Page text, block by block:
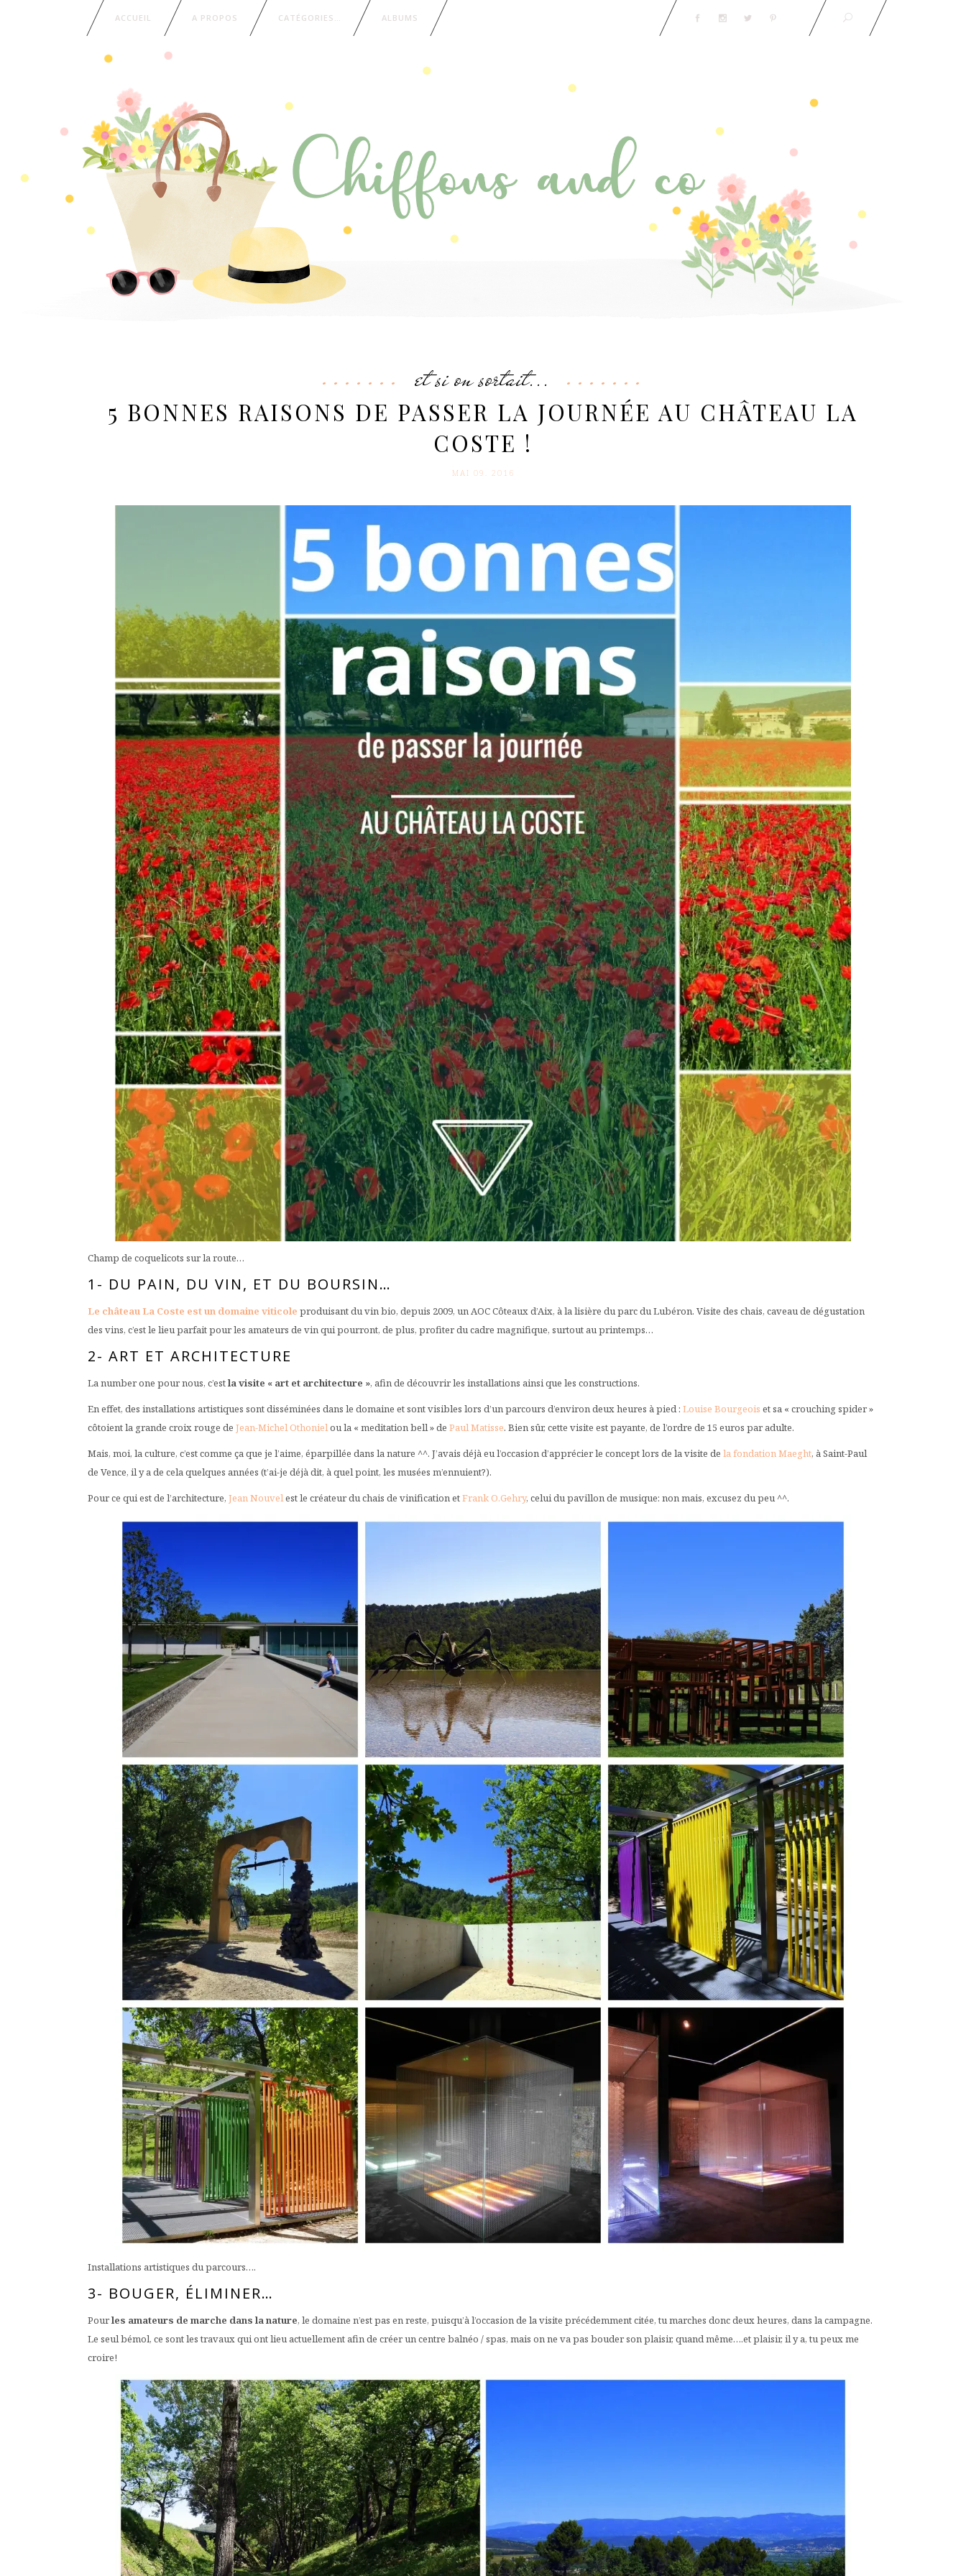
ACCUEIL A PROPOS CATÉGORIES… ALBUMS
et si on sortait...
5 BONNES RAISONS DE PASSER LA JOURNÉE AU CHÂTEAU LA
COSTE !
MAI 09. 2016
Champ de coquelicots sur la route…
1- DU PAIN, DU VIN, ET DU BOURSIN…
Le château La Coste est un domaine viticole produisant du vin bio, depuis 2009, un AOC Côteaux d’Aix, à la lisière du parc du Lubéron. Visite des chais, caveau de dégustation
des vins, c’est le lieu parfait pour les amateurs de vin qui pourront, de plus, profiter du cadre magnifique, surtout au printemps…
2- ART ET ARCHITECTURE
La number one pour nous, c’estla visite « art et architecture », afin de découvrir les installations ainsi que les constructions.
En effet, des installations artistiques sont disséminées dans le domaine et sont visibles lors d’un parcours d’environ deux heures à pied : Louise Bourgeois et sa « crouching spider »
côtoient la grande croix rouge de Jean-Michel Othonielou la « meditation bell » de Paul Matisse. Bien sûr, cette visite est payante, de l’ordre de 15 euros par adulte.
Mais, moi, la culture, c’est comme ça que je l’aime, éparpillée dans la nature ^^. J’avais déjà eu l’occasion d’apprécier le concept lors de la visite de la fondation Maeght, à Saint-Paul
de Vence, il y a de cela quelques années (t’ai-je déjà dit, à quel point, les musées m’ennuient?).
Pour ce qui est de l’architecture, Jean Nouvelest le créateur du chais de vinification etFrank O.Gehry, celui du pavillon de musique: non mais, excusez du peu ^^.
Installations artistiques du parcours….
3- BOUGER, ÉLIMINER…
Pourles amateurs de marche dans la nature, le domaine n’est pas en reste, puisqu’à l’occasion de la visite précédemment citée, tu marches donc deux heures, dans la campagne.
Le seul bémol, ce sont les travaux qui ont lieu actuellement afin de créer un centre balnéo / spas, mais on ne va pas bouder son plaisir, quand même….et plaisir, il y a, tu peux me
croire!